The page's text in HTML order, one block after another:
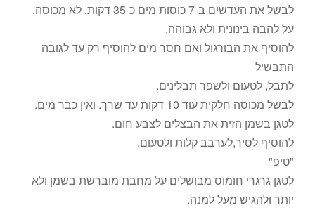
לבשל את העדשים ב-7 כוסות מים כ-35 דקות. לא מכוסה.
על להבה בינונית ולא גבוהה.
להוסיף את הבורגול ואם חסר מים להוסיף רק עד לגובה
התבשיל
לתבל, לטעום ולשפר תבלינים.
לבשל מכוסה חלקית עוד 10 דקות עד שרך. ואין כבר מים.
לטגן בשמן הזית את הבצלים לצבע חום.
להוסיף לסיר,לערבב קלות ולטעום.
"טיפ"
לטגן גרגרי חומוס מבושלים על מחבת מוברשת בשמן ולא
יותר ולהגיש מעל למנה.